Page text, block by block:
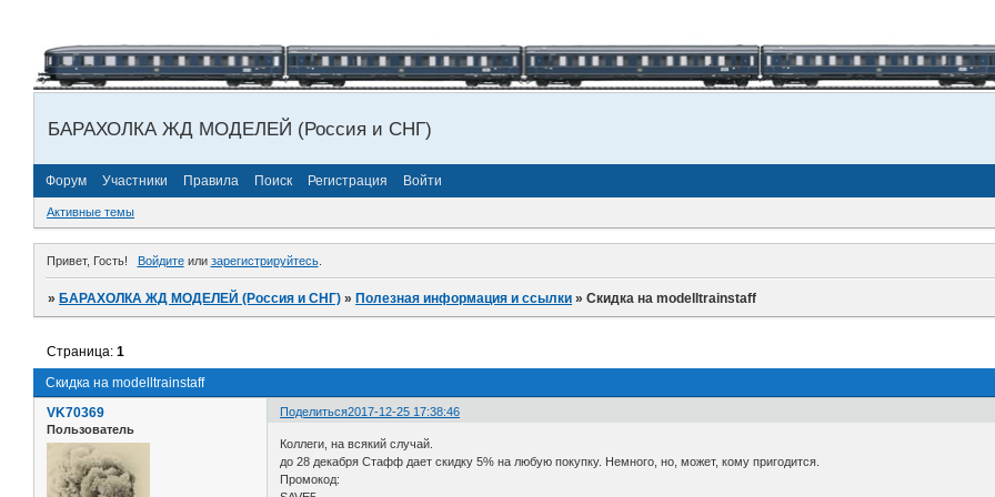
БАРАХОЛКА ЖД МОДЕЛЕЙ (Россия и СНГ)
Форум Участники Правила Поиск Регистрация Войти
Активные темы
Привет, Гость! Войдитеили зарегистрируйтесь.
»БАРАХОЛКА ЖД МОДЕЛЕЙ (Россия и СНГ) »Полезная информация и ссылки »Скидка на modelltrainstaff
Скидка на modelltrainstaff
Страница:1
Поделиться2017-12-25 17:38:46
VK70369
Пользователь
Коллеги, на всякий случай.
до 28 декабря Стафф дает скидку 5% на любую покупку. Немного, но, может, кому пригодится.
Промокод: